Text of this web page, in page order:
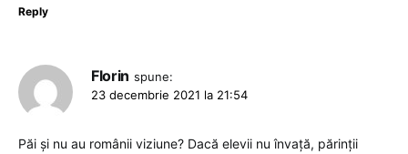
Reply
Florin spune:
23 decembrie 2021 la 21:54
Păi și nu au românii viziune? Dacă elevii nu învață, părinții